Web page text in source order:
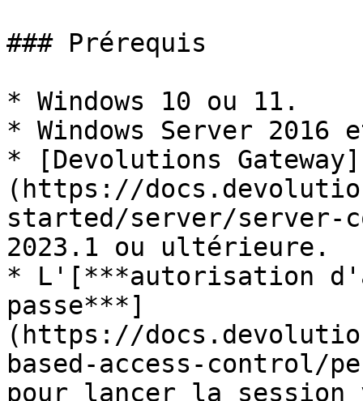
### Prérequis
* Windows 10 ou 11.
* Windows Server
* [Devolutions Gateway]
(https://
started/server/server-
2023.1 ou ultérieure.
* L'[***autorisation
passe***]
(https://
based-access-control/
pour lancer la